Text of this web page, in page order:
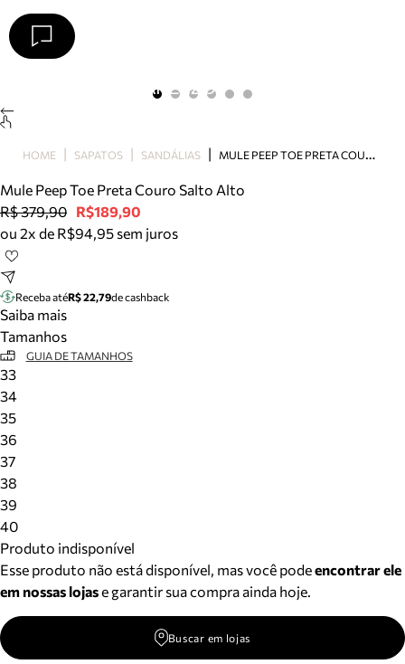
Papete
Scarpin
Mocassim
Bolsa
Tênis
Mule
Rasteira
Precisa de ajuda?
Arezzo
HOME SAPATOS SANDÁLIAS M
ULE PEEP TOE PRETA COURO SALTO ALTO
Mule Peep Toe Preta Couro Salto Alto
R$ 379,90 R$189,90
ou 2x de R$94,95 sem juros
Receba atéR$ 22,79de cashback
Saiba mais
Tamanhos
GUIA DE TAMANHOS
33
34
35
36
37
38
39
40
Produto indisponível
Esse produto não está disponível, mas você podeencontrar ele
em nossas lojase garantir sua compra ainda hoje.
Buscar em lojas